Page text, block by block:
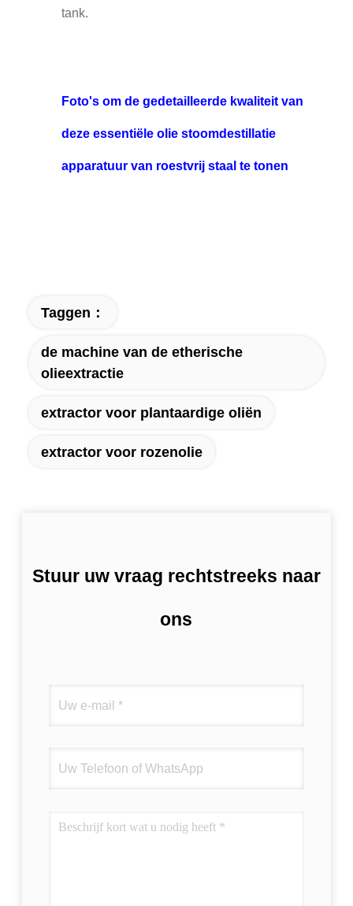
tank.
Foto's om de gedetailleerde kwaliteit van
deze essentiële olie stoomdestillatie
apparatuur van roestvrij staal te tonen
Taggen：
de machine van de etherische
olieextractie
extractor voor plantaardige oliën
extractor voor rozenolie
Stuur uw vraag rechtstreeks naar
ons